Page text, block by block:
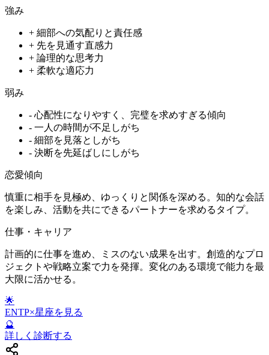
強み
+ 細部への気配りと責任感
+ 先を見通す直感力
+ 論理的な思考力
+ 柔軟な適応力
弱み
- 心配性になりやすく、完璧を求めすぎる傾向
- 一人の時間が不足しがち
- 細部を見落としがち
- 決断を先延ばしにしがち
恋愛傾向
慎重に相手を見極め、ゆっくりと関係を深める。知的な会話
を楽しみ、活動を共にできるパートナーを求めるタイプ。
仕事・キャリア
計画的に仕事を進め、ミスのない成果を出す。創造的なプロ
ジェクトや戦略立案で力を発揮。変化のある環境で能力を最
大限に活かせる。
🌟
ENTP×星座を見る
🔮
詳しく診断する